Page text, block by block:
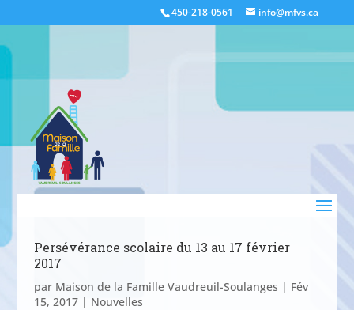
450-218-0561 info@mfvs.ca
Persévérance scolaire du 13 au 17 février
2017
par Maison de la Famille Vaudreuil-Soulanges | Fév
15, 2017| Nouvelles